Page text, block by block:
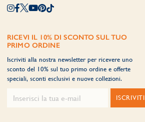
RICEVI IL 10% DI SCONTO SUL TUO
PRIMO ORDINE
Iscriviti alla nostra newsletter per ricevere uno
sconto del 10% sul tuo primo ordine e offerte
speciali, sconti esclusivi e nuove collezioni.
ISCRIVITI